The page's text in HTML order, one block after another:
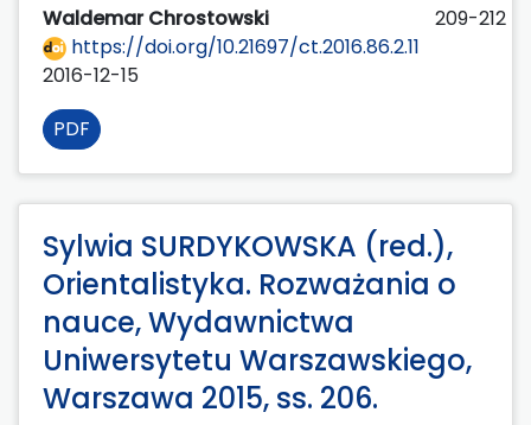
Waldemar Chrostowski
209-212
https://doi.org/10.21697/ct.2016.86.2.11
2016-12-15
PDF
Sylwia SURDYKOWSKA (red.),
Orientalistyka. Rozważania o
nauce, Wydawnictwa
Uniwersytetu Warszawskiego,
Warszawa 2015, ss. 206.